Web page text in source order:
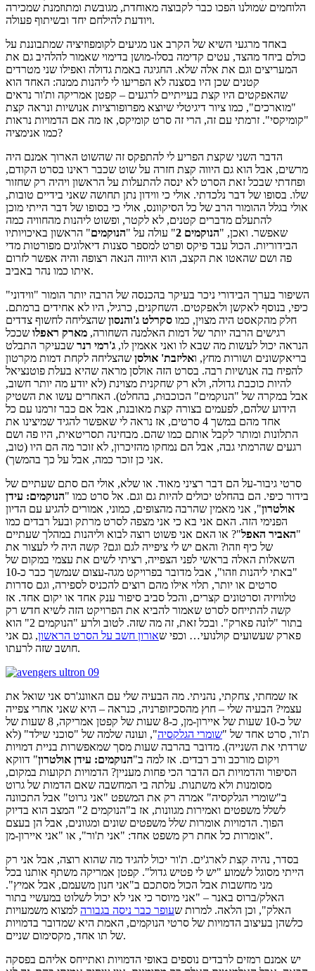
הלוחמים שמולנו הפכו כבר לקבוצה מאוחדת, מגובשת ומתוזמנת שמכירה
ויודעת להילחם יחד ובשיתוף פעולה.
באחד מרגעי השיא של הקרב אנו מגיעים לקומפוזיציה שמתבוננת על
כולם ביחד מהצד, עטים קדימה בסלו-מושן בדימוי שאמור להלהיב גם את
המעריצים וגם את אלה שלא. החגיגה באמת גדולה ואפילו שני מטרדים
קטנים שכן היו בסצנה לא הפריעו לי ליהנות ממנה: האחד הוא
שהאפקטים היו קצת בעייתיים לרגעים – קפטן אמריקה ות'ור נראים
"מוארכים", כמו ציור דיגיטלי שיוצא מפרופורציות אנושיות ונראה קצת
"קומיקסי". זרמתי עם זה, הרי זה סרט קומיקס, אז מה אם הדמויות נראות
כמו אנימציה?
הדבר השני שקצת הפריע לי להתפקס זה שהשוט הארוך אמנם היה
מרשים, אבל הוא גם היווה קצת חזרה על שוט שכבר ראינו בסרט הקודם,
ופחדתי שבכל זאת הסרט לא ינסה להתעלות על הראשון ויהיה רק שחזור
שלו. בסופו של דבר נלכדתי. אולי כי ווידון נתן תחושה שאני בידיים טובות,
אולי בגלל ההומור הרב של כל הסיקוונס, אולי כי בסופו של דבר הייתי מוכן
להתעלם מדברים קטנים, לא לקטר, ופשוט ליהנות מהחוויה כמה
שאפשר. ואכן, "הנוקמים 2 " עולה על "הנוקמים" הראשון באיכויותיו
הבידוריות. הכול עבד פיקס ופרט למספר סצנות דיאלוגים מפורטות מדי
פה ושם שהאטו את הקצב, הוא היווה הנאה רצופה והיה אפשר לזרום
איתו כמו נהר באביב.
השיפור בערך הבידורי ניכר בעיקר בהכנסה של הרבה יותר הומור "ווידוני"
כיפי, בנוסף לאקשן ולאפקטים. השחקנים, כרגיל, היו לא אחידים ברמתם.
חלק מהקאסט היה מצוין, כמו סקרלט ג'והנסון שהצליחה לחשוף צדדים
רגישים הרבה יותר של דמות האלמנה השחורה, מארק ראפלו שככל
הנראה יכול לעשות מה שבא לו ואני אאמין לו, ג'רמי רנר שבעיקר התבלט
בריאקשונים ושורות מחץ, ואליזבת' אולסן שהצליחה לקחת דמות מקרטון
להפיח בה אנושיות רבה. בסרט הזה אולסן מראה שהיא בעלת פוטנציאל
להיות כוכבת גדולה, ולא רק שחקנית מצוינת (לא יודע מה יותר חשוב,
אבל במקרה של "הנוקמים" הכוכבוּת, בהחלט). האחרים עשו את השטיק
הידוע שלהם, לפעמים בצורה קצת מאובנת, אבל אם כבר זרמנו עם כל
אחד מהם במשך 4 סרטים, אז נראה לי שאפשר להגיד שמיצינו את
התלונות ומותר לקבל אותם כמו שהם. מבחינה תסריטאית, היו פה ושם
רגעים שהרמתי גבה, אבל הם נמחקו מהזיכרון, לא זוכר מה הם היו (טוב,
אני כן זוכר כמה, אבל על כך בהמשך).
סרטי גיבור-על הם דבר רציני מאוד. או שלא, אולי הם סתם שעתיים של
בידור כיפי. הם בהחלט יכולים להיות גם וגם. אל סרט כמו "הנוקמים: עידן
אולטרון", אני מאמין שהרבה מהצופים, כמוני, אמורים להגיע עם הדיון
הפנימי הזה. האם אני בא כי אני מצפה לסרט מרתק ובעל רבדים כמו
"האביר האפל"? או האם אני פשוט רוצה לבוא וליהנות במהלך שעתיים
של כיף וזהו? והאם יש לי ציפייה לגם וגם? קשה היה לי לעצור את
השאלות האלה בראשי לפני הצפייה, רציתי לשים את עצמי במקום של
"באתי ליהנות וזהו", אבל מדובר בפרויקט מגה-עצום שנמשך כבר כ-10
סרטים או יותר, תלוי אילו מהם רוצים להכניס לספירה, וגם סדרות
טלוויזיה וסרטונים קצרים, והכל סביב סיפור ענק אחד או יקום אחד. אז
קשה להתייחס לסרט שאמור להביא את הפרויקט הזה לשיא חדש רק
בתור "לונה פארק". ובכל זאת, זה מה שזה. לטוב ולרע "הנוקמים 2" הוא
פארק שעשועים קולנועי… וכפי שאורון חשב על הסרט הראשון, גם אני
חושב שזה לרעתו.
אז שמחתי, צחקתי, נהניתי. מה הבעיה שלי עם האוונג'רס אני שואל את
עצמי? הבעיה שלי – חוץ מהסכיזופרניה, כנראה – היא שאני אחרי צפייה
של כ-10 שעות של איירון-מן, כ-8 שעות של קפטן אמריקה, 8 שעות של
ת'ור, סרט אחד של "שומרי הגלקסיה", ועונה שלמה של "סוכני שילד" (לא
שרדתי את השנייה). מדובר בהרבה שעות מסך שמאפשרות בניית דמויות
ויקום מורכב ורב רבדים. אז למה ב"הנוקמים: עידן אולטרון" דווקא
הסיפור והדמויות הם הדבר הכי פחות מעניין? הדמויות תקועות במקום,
מסומנות ולא משתנות. עלתה בי המחשבה שאם הדמות של גרוט
ב"שומרי הגלקסיה" אמרה רק את המשפט "אני גרוט" אבל התכוונה
לשלל משפטים ואמירות מגוונות, אז ב"הנוקמים 2" המצב הוא בדיוק
הפוך. הדמויות אומרות שלל משפטים שונים ומגוונים, אבל הן בעצם
אומרות כל אחת רק משפט אחד: "אני ת'ור", או "אני איירון-מן".
בסדר, נהיה קצת לארג'ים. ת'ור יכול להגיד מה שהוא רוצה, אבל אני רק
הייתי מסוגל לשמוע "יש לי פטיש גדול". קפטן אמריקה משתף אותנו בכל
מני מחשבות אבל הכול מסתכם ב"אני חנון משעמם, אבל אמיץ".
האלק/ברוס באנר – "אני מיוסר כי אני לא יכול לשלוט במעשיי בתור
האלק", וכן הלאה. למרות שעופר כבר ניסה בגבורה למצוא משמעויות
כלשהן בעיצוב הדמויות של סרטי הנוקמים, האמת היא שמדובר בדמויות
של תו אחד, מקסימום שניים.
יש אמנם רמזים לרבדים נוספים באופי הדמויות ואתייחס אליהם בפסקה